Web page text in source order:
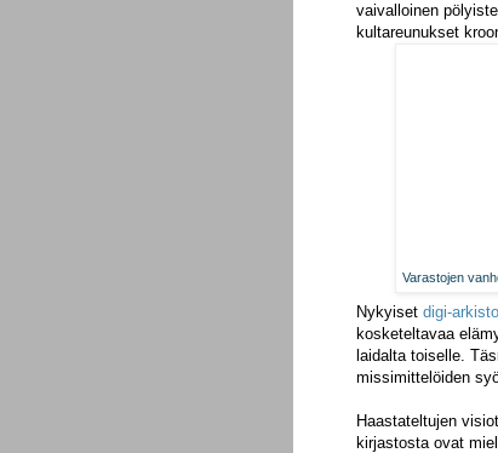
vaivalloinen
kultareunukset
Varastojen
Nykyiset digi-
kosketeltavaa
laidalta toiselle.
missimittelöiden
Haastateltujen
kirjastosta ovat